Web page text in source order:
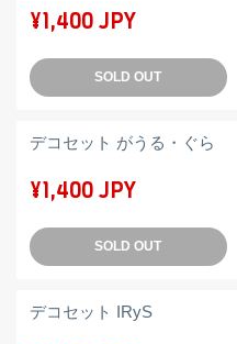
¥1,400 JPY
SOLD OUT
デコセット がうる・ぐら
¥1,400 JPY
SOLD OUT
デコセット IRyS